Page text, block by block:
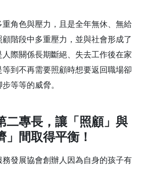
角色與壓力，且是全年無休、無給
階段中多重壓力，並與社會形成了
際關係長期斷絕、失去工作後在家
到不再需要照顧時想要返回職場卻
等等的威脅。
二專長，讓「照顧」與
」間取得平衡！
發展協會創辦人因為自身的孩子有